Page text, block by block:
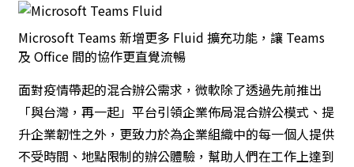
Microsoft Teams 新增更多 Fluid 擴充功能，讓 Teams
及 Office 間的協作更直覺流暢
面對疫情帶起的混合辦公需求，微軟除了透過先前推出
「與台灣，再一起」平台引領企業佈局混合辦公模式、提
升企業韌性之外，更致力於為企業組織中的每一個人提供
不受時間、地點限制的辦公體驗，幫助人們在工作上達到